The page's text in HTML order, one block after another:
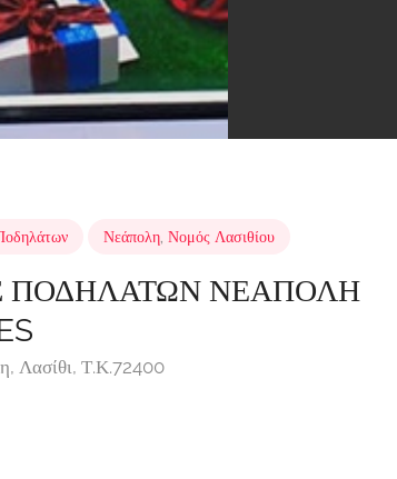
Νεάπολη Νομός Λασιθίου
ΠΟΔΗΛΑΤΩΝ ΝΕΑΠΟΛΗ
Λασίθι, Τ.Κ.72400